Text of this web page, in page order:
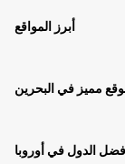
أبرز المواقع
مميز في البحرين
الدول في أوروبا